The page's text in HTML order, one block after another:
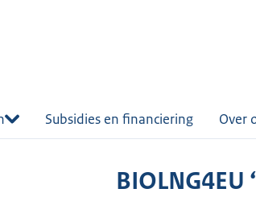
Subsidies en financiering Over